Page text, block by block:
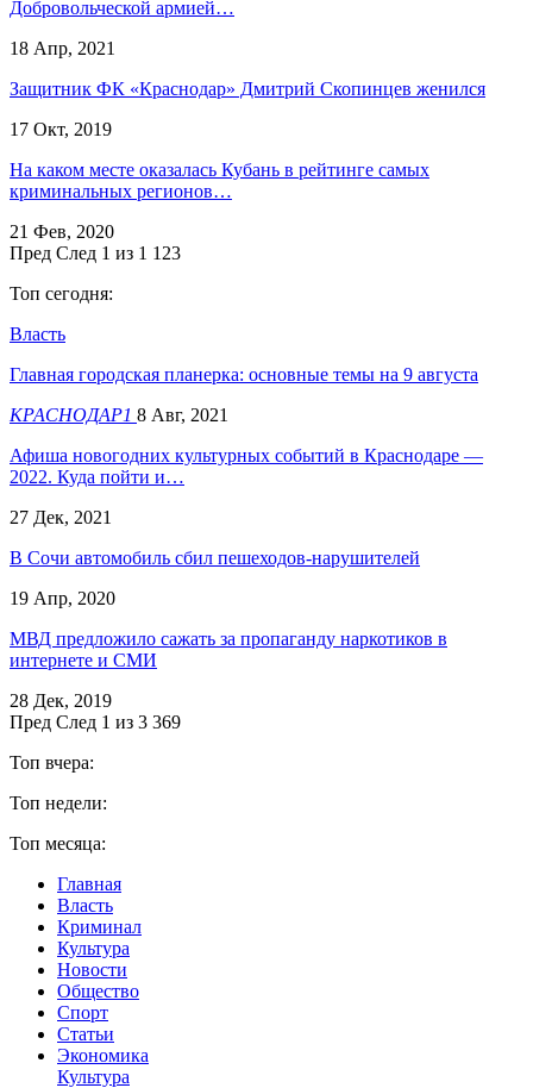
Добровольческой армией…
18 Апр, 2021
Защитник ФК «Краснодар» Дмитрий Скопинцев женился
17 Окт, 2019
На каком месте оказалась Кубань в рейтинге самых
криминальных регионов…
21 Фев, 2020
Пред След 1 из 1 123
Топ сегодня:
Власть
Главная городская планерка: основные темы на 9 августа
КРАСНОДАР1 8 Авг, 2021
Афиша новогодних культурных событий в Краснодаре —
2022. Куда пойти и…
27 Дек, 2021
В Сочи автомобиль сбил пешеходов-нарушителей
19 Апр, 2020
МВД предложило сажать за пропаганду наркотиков в
интернете и СМИ
28 Дек, 2019
Пред След 1 из 3 369
Топ вчера:
Топ недели:
Топ месяца:
Главная
Власть
Криминал
Культура
Новости
Общество
Спорт
Статьи
Экономика
Культура